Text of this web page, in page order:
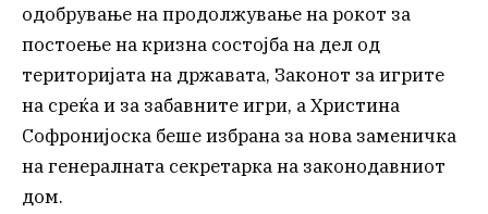
одобрување на продолжување на рокот за
постоење на кризна состојба на дел од
територијата на државата, Законот за игрите
на среќа и за забавните игри, а Христина
Софронијоска беше избрана за нова заменичка
на генералната секретарка на законодавниот
дом.